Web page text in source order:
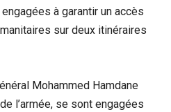
à garantir un accès
sur deux itinéraires
Mohammed Hamdane
l’armée, se sont engagées